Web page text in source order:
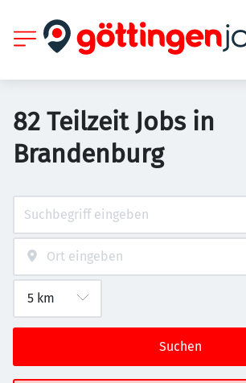
82 Teilzeit Jobs in
Brandenburg
Suchen